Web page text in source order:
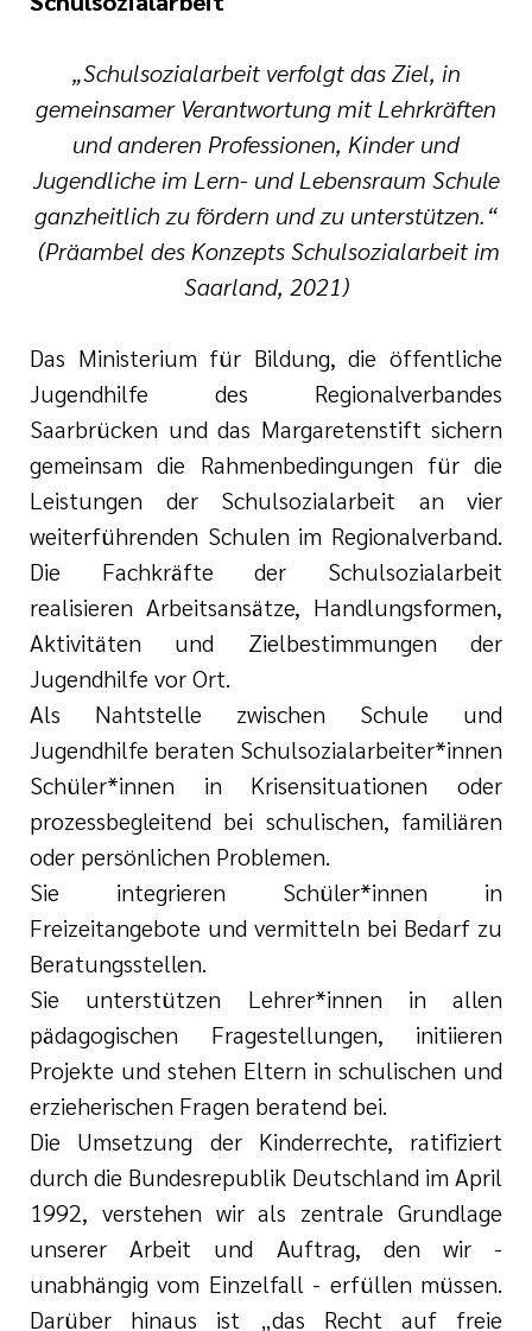
„Schulsozialarbeit verfolgt das Ziel, in
gemeinsamer Verantwortung mit Lehrkräften
und anderen Professionen, Kinder und
Jugendliche im Lern- und Lebensraum Schule
ganzheitlich zu fördern und zu unterstützen.“
(Präambel des Konzepts Schulsozialarbeit im
Saarland, 2021)
Das Ministerium für Bildung, die öffentliche
Jugendhilfe des Regionalverbandes
Saarbrücken und das Margaretenstift sichern
gemeinsam die Rahmenbedingungen für die
Leistungen der Schulsozialarbeit an vier
weiterführenden Schulen im Regionalverband.
Die Fachkräfte der Schulsozialarbeit
realisieren Arbeitsansätze, Handlungsformen,
Aktivitäten und Zielbestimmungen der
Jugendhilfe vor Ort.
Als Nahtstelle zwischen Schule und
Jugendhilfe beraten Schulsozialarbeiter*innen
Schüler*innen in Krisensituationen oder
prozessbegleitend bei schulischen, familiären
oder persönlichen Problemen.
Sie integrieren Schüler*innen in
Freizeitangebote und vermitteln bei Bedarf zu
Beratungsstellen.
Sie unterstützen Lehrer*innen in allen
pädagogischen Fragestellungen, initiieren
Projekte und stehen Eltern in schulischen und
erzieherischen Fragen beratend bei.
Die Umsetzung der Kinderrechte, ratifiziert
durch die Bundesrepublik Deutschland im April
1992, verstehen wir als zentrale Grundlage
unserer Arbeit und Auftrag, den wir -
unabhängig vom Einzelfall - erfüllen müssen.
Darüber hinaus ist „das Recht auf freie